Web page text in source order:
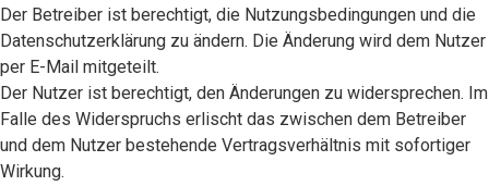
Der Betreiber ist berechtigt, die Nutzungsbedingungen und die
Datenschutzerklärung zu ändern. Die Änderung wird dem Nutzer
per E-Mail mitgeteilt.
Der Nutzer ist berechtigt, den Änderungen zu widersprechen. Im
Falle des Widerspruchs erlischt das zwischen dem Betreiber
und dem Nutzer bestehende Vertragsverhältnis mit sofortiger
Wirkung.